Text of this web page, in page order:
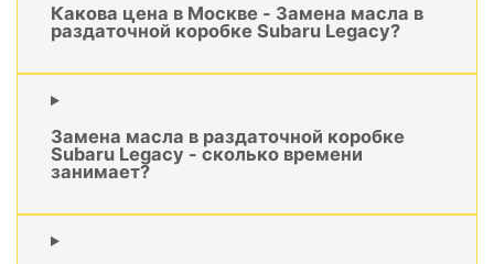
Какова цена в Москве - Замена масла в
раздаточной коробке Subaru Legacy?
Замена масла в раздаточной коробке
Subaru Legacy - сколько времени
занимает?